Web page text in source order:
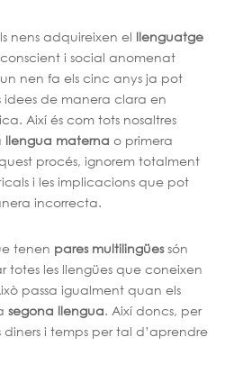
nens adquireixen el llenguatge
i social anomenat
nen fa els cinc anys ja pot
idees de manera clara en
Així és com tots nosaltres
llengua materna o primera
procés, ignorem totalment
i les implicacions que pot
incorrecta.
tenen pares multilingüessón
les llengües que coneixen
passa igualment quan els
segona llengua. Així doncs, per
i temps per tal d’aprendre